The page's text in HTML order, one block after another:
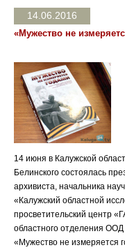
14.06.2016
«Мужество не
14 июня в Калужской
Белинского состоялась
архивиста, начальника
«Калужский областной
просветительский центр
областного отделения
«Мужество не измеряется